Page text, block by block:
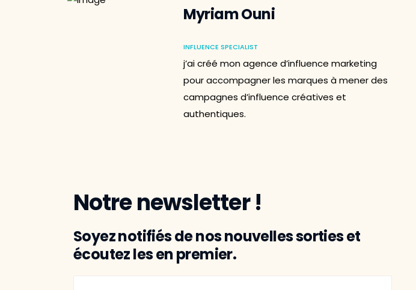
Myriam Ouni
INFLUENCE SPECIALIST
j’ai créé mon agence d’influence marketing
pour accompagner les marques à mener des
campagnes d’influence créatives et
authentiques.
Notre newsletter !
Soyez notifiés de nos nouvelles sorties et
écoutez les en premier.